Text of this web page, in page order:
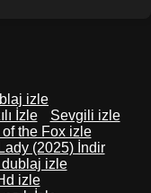
izle
İzle
Sevgili izle
the Fox izle
(2025) İndir
izle
izle